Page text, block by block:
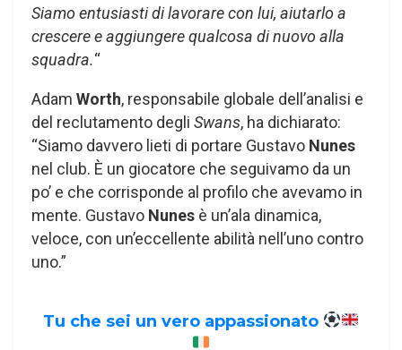
Siamo entusiasti di lavorare con lui, aiutarlo a
crescere e aggiungere qualcosa di nuovo alla
squadra.“
Adam Worth, responsabile globale dell’analisi e
del reclutamento degli Swans, ha dichiarato:
“Siamo davvero lieti di portare Gustavo Nunes
nel club. È un giocatore che seguivamo da un
po’ e che corrisponde al profilo che avevamo in
mente. Gustavo Nunes è un’ala dinamica,
veloce, con un’eccellente abilità nell’uno contro
uno.”
Tu che sei un vero appassionato